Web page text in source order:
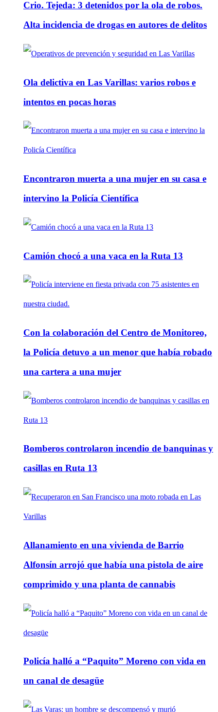
Crio. Tejeda: 3 detenidos por la ola de robos.
Alta incidencia de drogas en autores de delitos
Ola delictiva en Las Varillas: varios robos e
intentos en pocas horas
Encontraron muerta a una mujer en su casa e
intervino la Policía Científica
Camión chocó a una vaca en la Ruta 13
Con la colaboración del Centro de Monitoreo,
la Policía detuvo a un menor que había robado
una cartera a una mujer
Bomberos controlaron incendio de banquinas y
casillas en Ruta 13
Allanamiento en una vivienda de Barrio
Alfonsín arrojó que había una pistola de aire
comprimido y una planta de cannabis
Policía halló a “Paquito” Moreno con vida en
un canal de desagüe